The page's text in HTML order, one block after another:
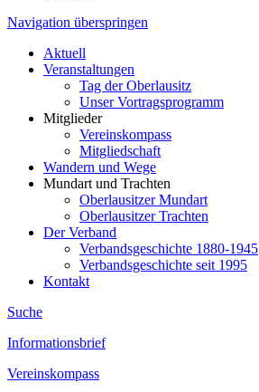
Navigation überspringen
Aktuell
Veranstaltungen
Tag der Oberlausitz
Unser Vortragsprogramm
Mitglieder
Vereinskompass
Mitgliedschaft
Wandern und Wege
Mundart und Trachten
Oberlausitzer Mundart
Oberlausitzer Trachten
Der Verband
Verbandsgeschichte 1880-1945
Verbandsgeschichte seit 1995
Kontakt
Suche
Informationsbrief
Vereinskompass